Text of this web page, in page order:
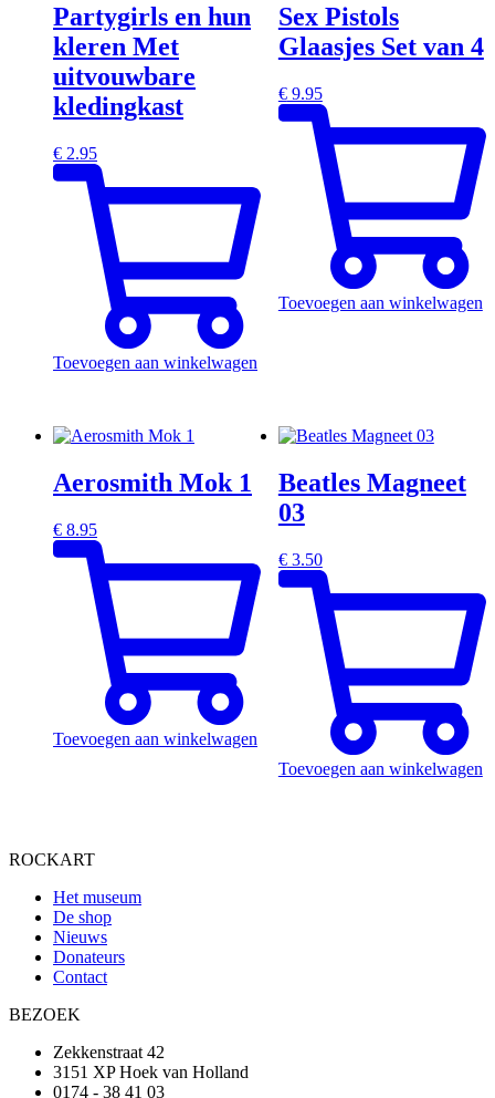
Partygirls en hun
kleren Met
uitvouwbare
kledingkast
€ 2.95
Toevoegen aan winkelwagen
Sex Pistols
Glaasjes Set van 4
€9.95
Toevoegen aan winkelwagen
Aerosmith Mok 1
€ 8.95
Toevoegen aan winkelwagen
Beatles Magneet
03
€3.50
Toevoegen aan winkelwagen
ROCKART
Het museum
De shop
Nieuws
Donateurs
Contact
BEZOEK
Zekkenstraat 42
3151 XP Hoek van Holland
0174 - 38 41 03